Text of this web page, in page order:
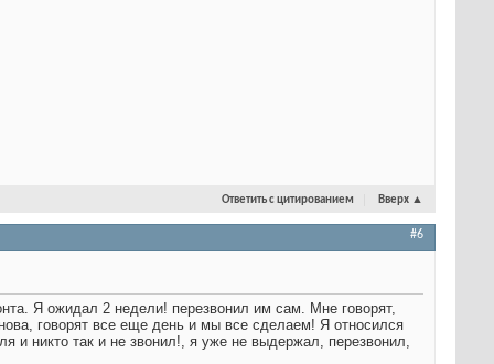
Ответить с цитированием Вверх ▲
#6
Я ожидал 2 недели! перезвонил им сам. Мне говорят,
говорят все еще день и мы все сделаем! Я относился
и никто так и не звонил!, я уже не выдержал, перезвонил,